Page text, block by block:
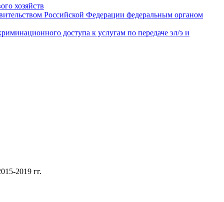
хозяйств
Российской Федерации федеральным органом
доступа к услугам по передаче эл/э и
2019 гг.